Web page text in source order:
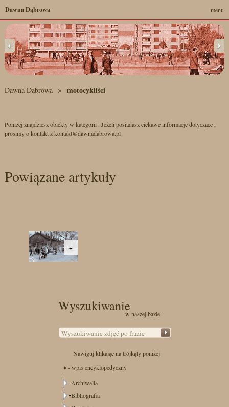
Dawna Dąbrowa motocykliści
Poniżej znajdziesz obiekty w kategorii . Jeżeli posiadasz ciekawe informacje dotyczące ,
prosimy o kontakt z kontakt@dawnadabrowa.pl
Powiązane artykuły
+
Wyszukiwaniew naszej bazie
Nawiguj klikając na trójkąty poniżej
♦ - wpis encyklopedyczny
Archiwalia
Bibliografia
Dawna Dąbrowa menu